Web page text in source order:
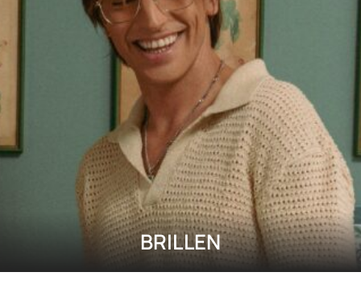
BRILLEN